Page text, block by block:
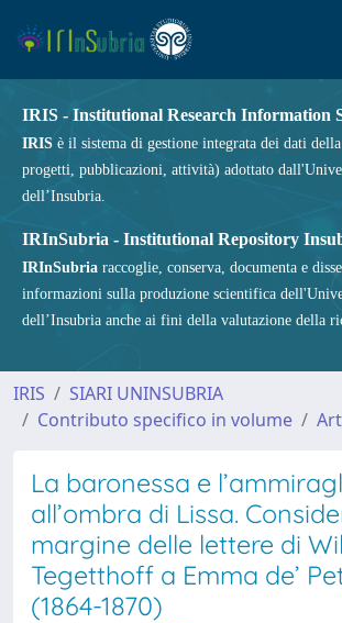
IRIS - Institutional Research Information
IRIS è il sistema di gestione integrata dei dati
progetti, pubblicazioni, attività) adottato
dell’Insubria.
IRInSubria - Institutional Repository
IRInSubria raccoglie, conserva, documenta e
informazioni sulla produzione scientifica
dell’Insubria anche ai fini della valutazione della
IRIS
SIARI UNINSUBRIA
Contributo specifico in volume
La baronessa e
all’ombra di Lissa.
margine delle lettere di
Tegetthoff a Emma de’
(1864-1870)